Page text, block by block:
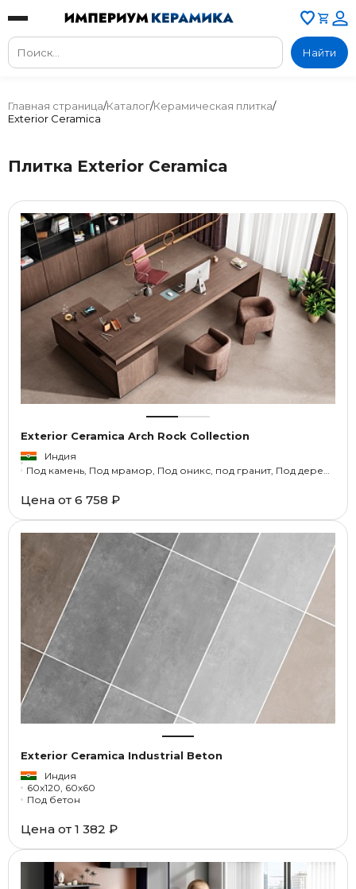
Найти
Главная страница/Каталог/Керамическая плитка/
Exterior Ceramica
Плитка Exterior Ceramica
Exterior Ceramica Arch Rock Collection
Индия
Под камень, Под мрамор, Под оникс, под гранит, Под дерево, Под травертин
Цена от 6 758 ₽
Exterior Ceramica Industrial Beton
Индия
60x120, 60x60
Под бетон
Цена от 1 382 ₽